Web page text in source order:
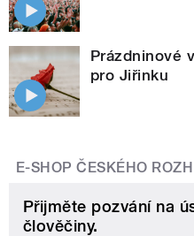
Prázdninové
pro Jiřinku
E-SHOP ČESKÉHO
Přijměte pozvání na
člověčiny.